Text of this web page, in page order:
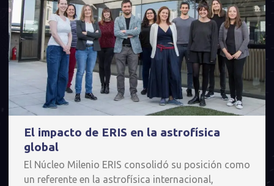
El impacto de ERIS en la astrofísica
global
El Núcleo Milenio ERIS consolidó su posición como
un referente en la astrofísica internacional,